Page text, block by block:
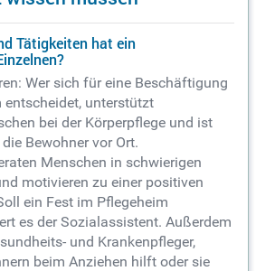
Tätigkeiten hat ein
Wer sich für eine Beschäftigung
entscheidet, unterstützt
bei der Körperpflege und ist
Bewohner vor Ort.
Menschen in schwierigen
motivieren zu einer positiven
ein Fest im Pflegeheim
es der Sozialassistent. Außerdem
und Krankenpfleger,
beim Anziehen hilft oder sie